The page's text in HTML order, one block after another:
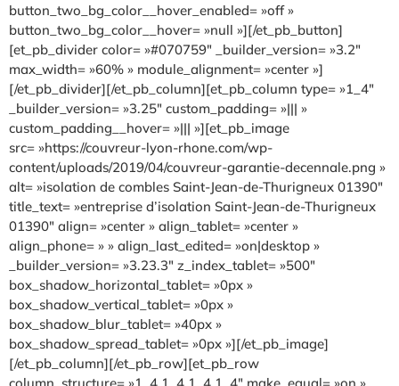
button_two_bg_color__hover_enabled= »off »
button_two_bg_color__hover= »null »][/et_pb_button]
[et_pb_divider color= »#070759″ _builder_version= »3.2″
max_width= »60% » module_alignment= »center »]
[/et_pb_divider][/et_pb_column][et_pb_column type= »1_4″
_builder_version= »3.25″ custom_padding= »||| »
custom_padding__hover= »||| »][et_pb_image
src= »https://couvreur-lyon-rhone.com/wp-
content/uploads/2019/04/couvreur-garantie-decennale.png »
alt= »isolation de combles Saint-Jean-de-Thurigneux 01390″
title_text= »entreprise d’isolation Saint-Jean-de-Thurigneux
01390″ align= »center » align_tablet= »center »
align_phone= » » align_last_edited= »on|desktop »
_builder_version= »3.23.3″ z_index_tablet= »500″
box_shadow_horizontal_tablet= »0px »
box_shadow_vertical_tablet= »0px »
box_shadow_blur_tablet= »40px »
box_shadow_spread_tablet= »0px »][/et_pb_image]
[/et_pb_column][/et_pb_row][et_pb_row